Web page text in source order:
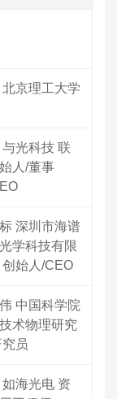
京理工大学
与光科技 联
人/董事
深圳市海谱
学科技有限
始人/CEO
中国科学院
技术物理研究
员
如海光电 资